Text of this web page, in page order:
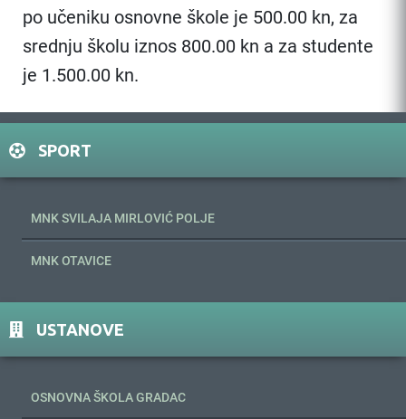
po učeniku osnovne škole je 500.00 kn, za
srednju školu iznos 800.00 kn a za studente
je 1.500.00 kn.
SPORT
MNK SVILAJA MIRLOVIĆ POLJE
MNK OTAVICE
USTANOVE
OSNOVNA ŠKOLA GRADAC